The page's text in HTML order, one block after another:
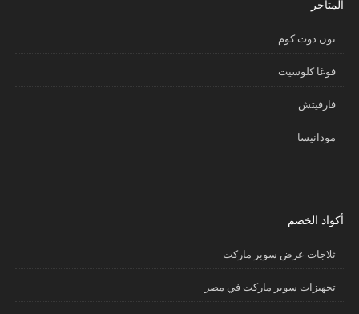
المتاجر
نون دوت كوم
فوغا كلوسيت
فارفيتش
مودانيسا
أكواد الخصم
ثلاجات عرض سوبر ماركت
تجهيزات سوبر ماركت في مصر